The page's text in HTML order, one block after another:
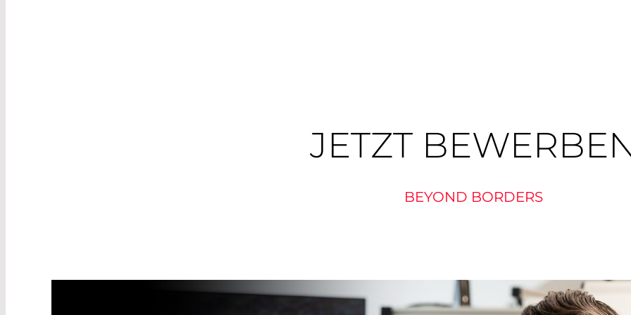
JETZT
BEYOND BORDERS